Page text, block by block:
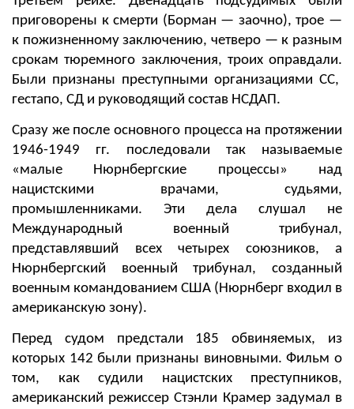
приговорены к смерти (Борман — заочно), трое —
к пожизненному заключению, четверо — к разным
срокам тюремного заключения, троих оправдали.
Были признаны преступными организациями СС,
гестапо, СД и руководящий состав НСДАП.
Сразу же после основного процесса на протяжении
1946-1949 гг. последовали так называемые
«малые Нюрнбергские процессы» над
нацистскими врачами, судьями,
промышленниками. Эти дела слушал не
Международный военный трибунал,
представлявший всех четырех союзников, а
Нюрнбергский военный трибунал, созданный
военным командованием США (Нюрнберг входил в
американскую зону).
Перед судом предстали 185 обвиняемых, из
которых 142 были признаны виновными.Фильм о
том, как судили нацистских преступников,
американский режиссер Стэнли Крамерзадумал в